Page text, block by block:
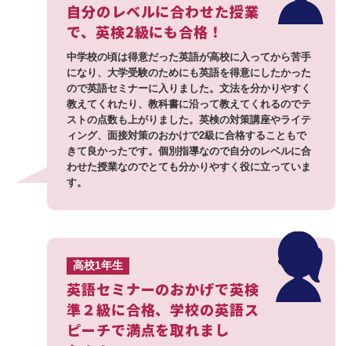
自分のレベルに合わせた授業
で、英検2級にも合格！
中学校の頃は得意だった英語が高校に入ってから苦手
になり、大学受験のためにも英語を得意にしたかった
ので英語セミナーに入りました。文法を分かりやすく
教えてくれたり、教科書に沿って教えてくれるのでテ
ストの点数も上がりました。英検の対策講座やライテ
ィング、面接対策のおかけで2級に合格することもで
きて良かったです。個別指導なので自分のレベルに合
わせた授業なのでとても分かりやすく役に立っていま
す。
高校1年生
英語セミナーのおかげで英検
準２級に合格、学校の英語ス
ピーチで満点を取れまし